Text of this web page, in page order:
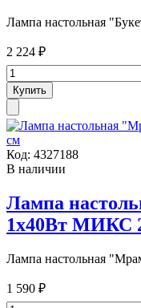
Лампа настольная
2 224 ₽
Код: 4327188
В наличии
Лампа
1х40Вт МИКС
Лампа настольная
1 590 ₽